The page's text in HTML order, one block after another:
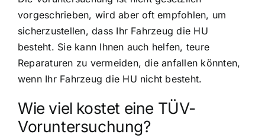
vorgeschrieben, wird aber oft empfohlen, um
sicherzustellen, dass Ihr Fahrzeug die HU
besteht. Sie kann Ihnen auch helfen, teure
Reparaturen zu vermeiden, die anfallen könnten,
wenn Ihr Fahrzeug die HU nicht besteht.
Wie viel kostet eine TÜV-
Voruntersuchung?